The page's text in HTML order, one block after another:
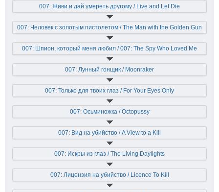
007: Живи и дай умереть другому / Live and Let Die
007: Человек с золотым пистолетом / The Man with the Golden Gun
007: Шпион, который меня любил / 007: The Spy Who Loved Me
007: Лунный гонщик / Moonraker
007: Только для твоих глаз / For Your Eyes Only
007: Осьминожка / Octopussy
007: Вид на убийство / A View to a Kill
007: Искры из глаз / The Living Daylights
007: Лицензия на убийство / Licence To Kill